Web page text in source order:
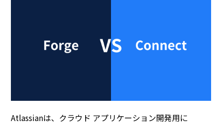
Atlassianは、クラウド アプリケーション開発用に